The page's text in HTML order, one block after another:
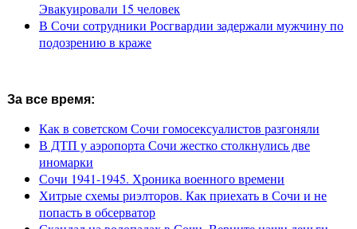
Эвакуировали 15 человек
В Сочи сотрудники Росгвардии задержали мужчину по
подозрению в краже
За все время:
Как в советском Сочи гомосексуалистов разгоняли
В ДТП у аэропорта Сочи жестко столкнулись две
иномарки
Сочи 1941-1945. Хроника военного времени
Хитрые схемы риэлторов. Как приехать в Сочи и не
попасть в обсерватор